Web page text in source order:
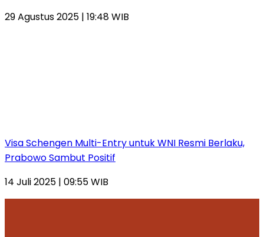
29 Agustus 2025 | 19:48 WIB
Visa Schengen Multi-Entry untuk WNI Resmi Berlaku,
Prabowo Sambut Positif
14 Juli 2025 | 09:55 WIB